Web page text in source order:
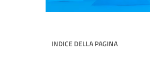
INDICE DELLA PAGINA